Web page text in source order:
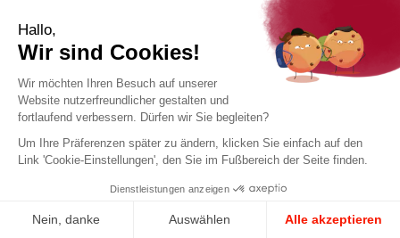
Auskünfte zu erhalten.
2026 - Gemeinde Vianden - Alle Rechte vorbehalten
Impressum
Datenschutzrichtlinie
Digital